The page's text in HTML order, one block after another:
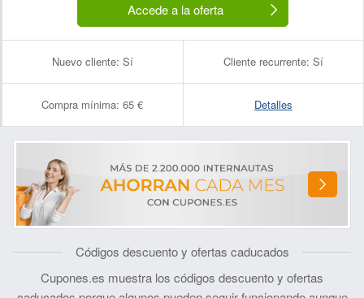
Accede a la oferta
Nuevo cliente: Sí Cliente recurrente: Sí
Compra mínima: 65 € Detalles
Códigos descuento y ofertas caducados
Cupones.es muestra los códigos descuento y ofertas
Nombre:
Correo electrónico: